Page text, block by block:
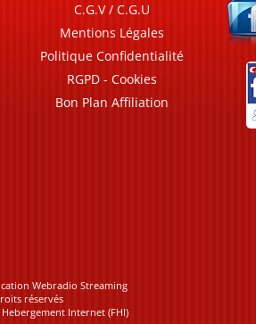
C.G.V / C.G.U
Mentions Légales
Politique Confidentialité
RGPD - Cookies
Bon Plan Affiliation
Webradio Streaming
réservés
Hebergement Internet (FHI)